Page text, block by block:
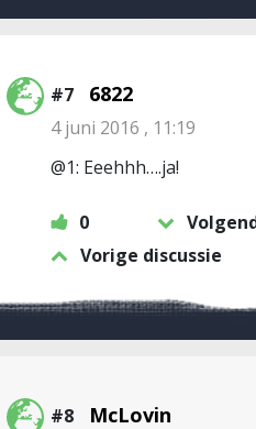
#7 6822
4 juni 2016 , 11:19
@1: Eeehhh….ja!
0
Vorige discussie
#8 McLovin